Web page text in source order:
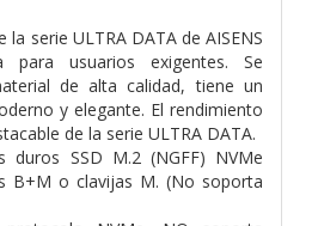
la serie ULTRA DATA de AISENS
para usuarios exigentes. Se
de alta calidad, tiene un
y elegante. El rendimiento
de la serie ULTRA DATA.
duros SSD M.2 (NGFF) NVMe
B+M o clavijas M. (No soporta